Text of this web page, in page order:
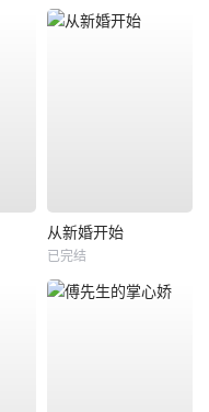
从新婚开始
已完结